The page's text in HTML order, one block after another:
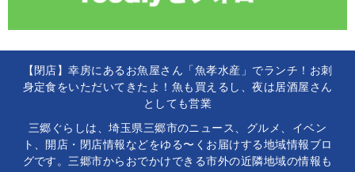
【閉店】幸房にあるお魚屋さん「魚孝水産」でランチ！お刺
身定食をいただいてきたよ！魚も買えるし、夜は居酒屋さん
としても営業
三郷ぐらしは、埼玉県三郷市のニュース、グルメ、イベン
ト、開店・閉店情報などをゆる〜くお届けする地域情報ブロ
グです。三郷市からおでかけできる市外の近隣地域の情報も